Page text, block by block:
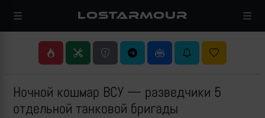
LOSTARMOUR
Ночной кошмар ВСУ — разведчики 5
отдельной танковой бригады